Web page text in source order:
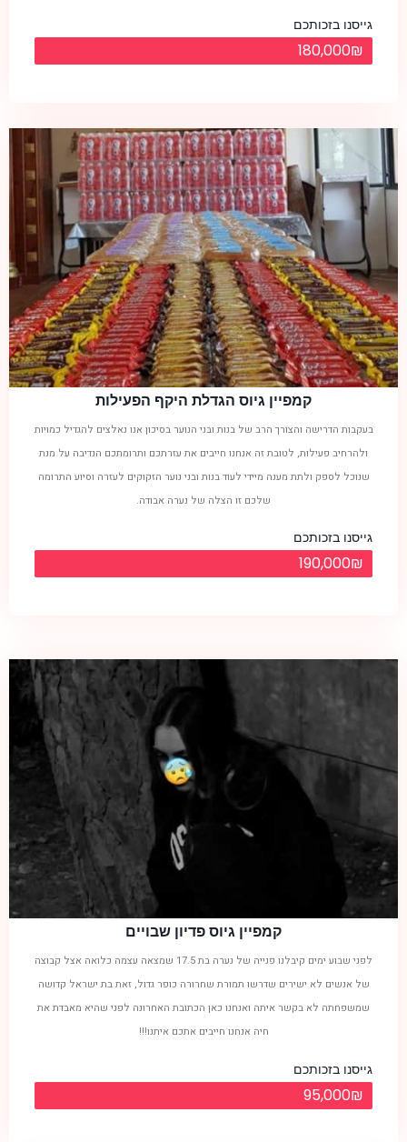
גייסנו בזכותכם
180,000₪
קמפיין גיוס הגדלת היקף הפעילות
בעקבות הדרישה והצורך הרב של בנות ובני הנוער בסיכון אנו נאלצים להגדיל כמויות
ולהרחיב פעילות, לטובת זה אנחנו חייבים את עזרתכם ותרומתכם הנדיבה על מנת
שנוכל לספק ולתת מענה מיידי לעוד בנות ובני נוער הזקוקים לעזרה וסיוע התרומה
שלכם זו הצלה של נערה אבודה.
גייסנו בזכותכם
190,000₪
קמפיין גיוס פדיון שבויים
לפני שבוע ימים קיבלנו פנייה של נערה בת 17.5 שמצאה עצמה כלואה אצל קבוצה
של אנשים לא ישירים שדרשו תמורת שחרורה כופר גדול, זאת בת ישראל קדושה
שמשפחתה לא בקשר איתה ואנחנו כאן הכתובת האחרונה לפני שהיא מאבדת את
חיה אנחנו חייבים אתכם איתנו!!!
גייסנו בזכותכם
95,000₪